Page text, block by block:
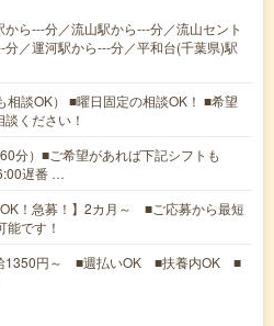
ら---分／流山駅から---分／流山セント
分／運河駅から---分／平和台(千葉県)駅
相談OK） ■曜日固定の相談OK！ ■希望
ください！
分）■ご希望があれば下記シフトも
遅番 …
OK！急募！】2カ月～ ■ご応募から最短
です！
1350円～ ■週払いOK ■扶養内OK ■